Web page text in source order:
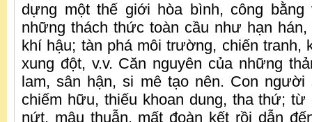
dựng một thế giới hòa bình, công
những thách thức toàn cầu như hạn
khí hậu; tàn phá môi trường, chiến tranh,
xung đột, v.v. Căn nguyên của những
lam, sân hận, si mê tạo nên. Con
chiếm hữu, thiếu khoan dung, tha thứ;
nứt, mâu thuẫn, mất đoàn kết rồi dẫn